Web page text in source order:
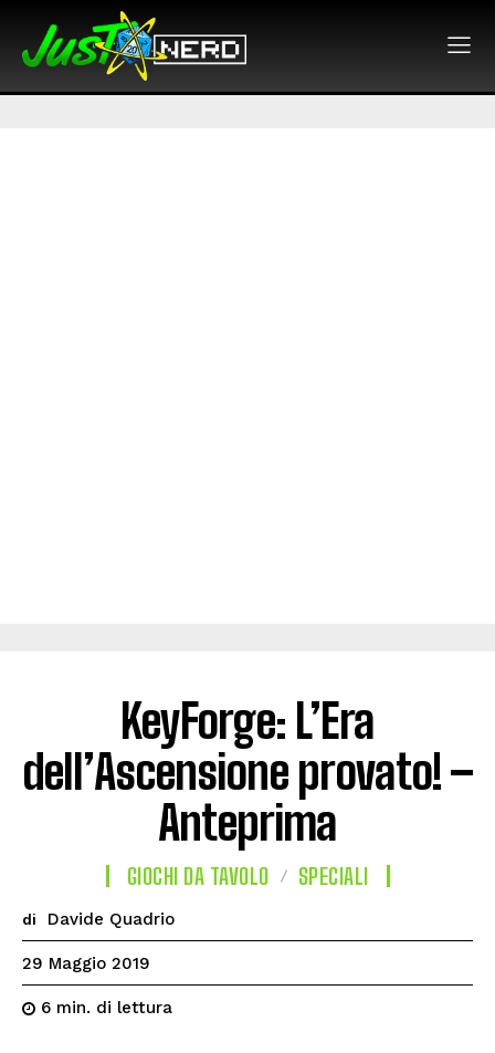
KeyForge: L’Era
dell’Ascensione provato! –
Anteprima
GIOCHI DA TAVOLO SPECIALI
di Davide Quadrio
29 Maggio 2019
6 min. di lettura